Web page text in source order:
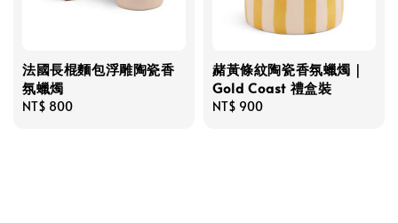
法國長棍麵包浮雕陶瓷香
氛蠟燭
Regular
NT$ 800
赭黃條紋陶瓷香氛蠟燭｜
Gold Coast 禮盒裝
Regular
NT$ 900